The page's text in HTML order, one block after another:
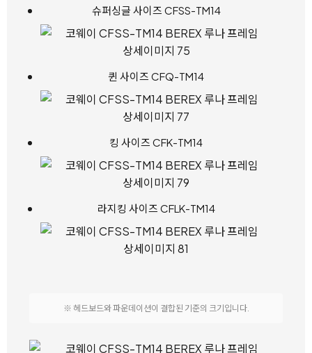
슈퍼싱글 사이즈 CFSS-TM14
퀸 사이즈 CFQ-TM14
킹 사이즈 CFK-TM14
라지킹 사이즈 CFLK-TM14
※ 헤드보드와 파운데이션이 결합된 기준의 크기입니다.